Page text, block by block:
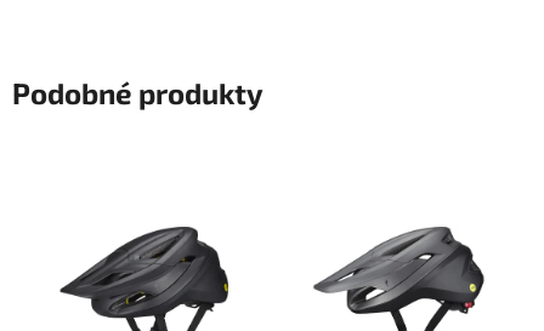
Podobné produkty